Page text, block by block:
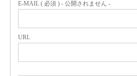
E-MAIL ( 必須 ) - 公開されません -
URL